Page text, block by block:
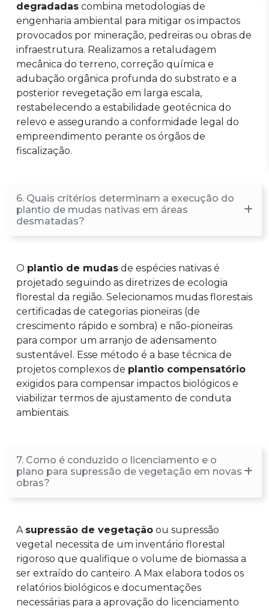
degradadas combina metodologias de
engenharia ambiental para mitigar os impactos
provocados por mineração, pedreiras ou obras de
infraestrutura. Realizamos a retaludagem
mecânica do terreno, correção química e
adubação orgânica profunda do substrato e a
posterior revegetação em larga escala,
restabelecendo a estabilidade geotécnica do
relevo e assegurando a conformidade legal do
empreendimento perante os órgãos de
fiscalização.
6. Quais critérios determinam a execução do
plantio de mudas nativas em áreas
desmatadas?
O plantio de mudas de espécies nativas é
projetado seguindo as diretrizes de ecologia
florestal da região. Selecionamos mudas florestais
certificadas de categorias pioneiras (de
crescimento rápido e sombra) e não-pioneiras
para compor um arranjo de adensamento
sustentável. Esse método é a base técnica de
projetos complexos de plantio compensatório
exigidos para compensar impactos biológicos e
viabilizar termos de ajustamento de conduta
ambientais.
7. Como é conduzido o licenciamento e o
plano para supressão de vegetação em novas
obras?
A supressão de vegetação ou supressão
vegetal necessita de um inventário florestal
rigoroso que qualifique o volume de biomassa a
ser extraído do canteiro. A Max elabora todos os
relatórios biológicos e documentações
necessárias para a aprovação do licenciamento